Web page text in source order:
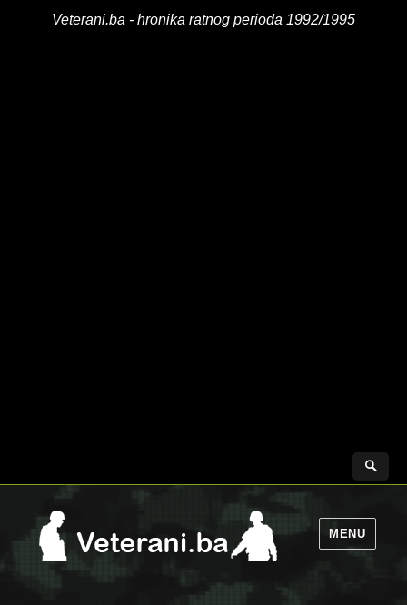
Veterani.ba - hronika ratnog perioda 1992/1995
MENU